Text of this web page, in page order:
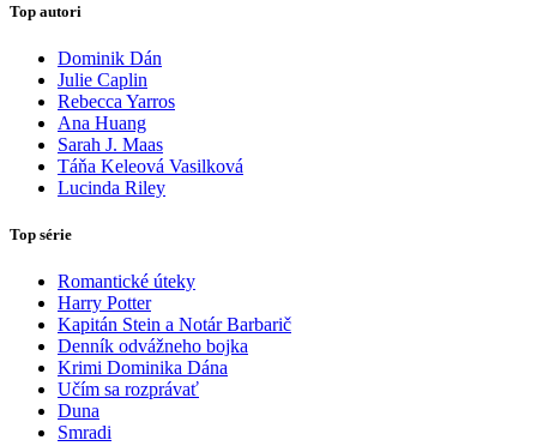
Top autori
Dominik Dán
Julie Caplin
Rebecca Yarros
Ana Huang
Sarah J. Maas
Táňa Keleová Vasilková
Lucinda Riley
Top série
Romantické úteky
Harry Potter
Kapitán Stein a Notár Barbarič
Denník odvážneho bojka
Krimi Dominika Dána
Učím sa rozprávať
Duna
Smradi